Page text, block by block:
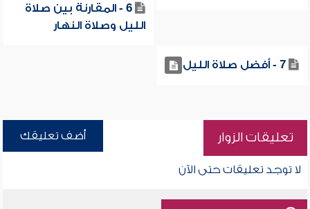
6 - المقارنة بين صلاة
الليل وصلاة النهار
7 - أفضل صلاة الليل
تعليقات الزوار أضف تعليقك
لا توجد تعليقات حتى الآن